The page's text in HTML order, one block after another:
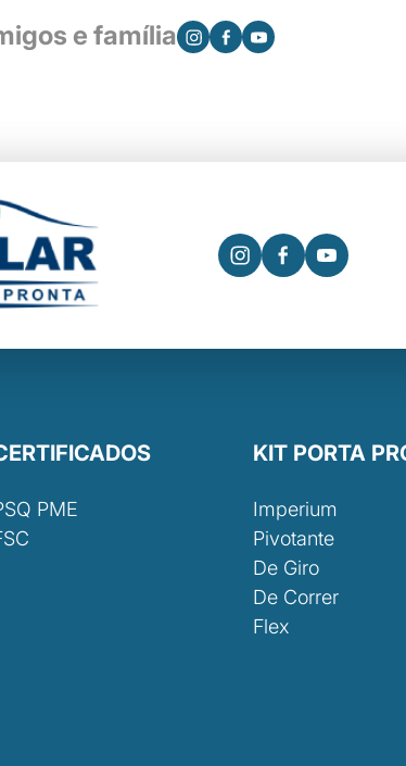
e família
PME
KIT PORTA
Imperium
Pivotante
De Giro
De Correr
Flex